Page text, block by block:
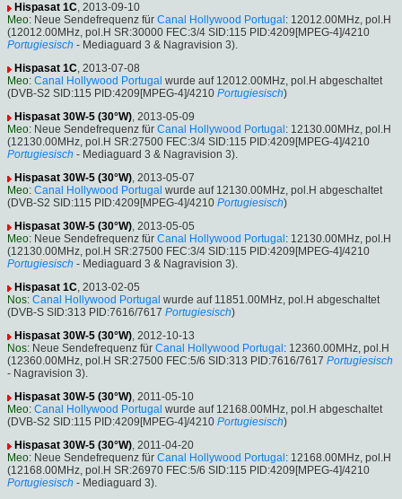
Hispasat 1C, 2013-09-10
Meo: Neue Sendefrequenz für Canal Hollywood Portugal : 12012.00MHz, pol.H
(12012.00MHz, pol.H SR:30000 FEC:3/4 SID:115 PID:4209[MPEG-4]/4210
Portugiesisch - Mediaguard 3 & Nagravision 3).
Hispasat 1C, 2013-07-08
Meo: Canal Hollywood Portugal wurde auf 12012.00MHz, pol.H abgeschaltet
(DVB-S2 SID:115 PID:4209[MPEG-4]/4210 Portugiesisch)
Hispasat 30W-5 (30°W), 2013-05-09
Meo: Neue Sendefrequenz für Canal Hollywood Portugal : 12130.00MHz, pol.H
(12130.00MHz, pol.H SR:27500 FEC:3/4 SID:115 PID:4209[MPEG-4]/4210
Portugiesisch - Mediaguard 3 & Nagravision 3).
Hispasat 30W-5 (30°W), 2013-05-07
Meo: Canal Hollywood Portugal wurde auf 12130.00MHz, pol.H abgeschaltet
(DVB-S2 SID:115 PID:4209[MPEG-4]/4210 Portugiesisch)
Hispasat 30W-5 (30°W), 2013-05-05
Meo: Neue Sendefrequenz für Canal Hollywood Portugal : 12130.00MHz, pol.H
(12130.00MHz, pol.H SR:27500 FEC:3/4 SID:115 PID:4209[MPEG-4]/4210
Portugiesisch - Mediaguard 3 & Nagravision 3).
Hispasat 1C, 2013-02-05
Nos: Canal Hollywood Portugal wurde auf 11851.00MHz, pol.H abgeschaltet
(DVB-S SID:313 PID:7616/7617 Portugiesisch)
Hispasat 30W-5 (30°W), 2012-10-13
Nos: Neue Sendefrequenz für Canal Hollywood Portugal : 12360.00MHz, pol.H
(12360.00MHz, pol.H SR:27500 FEC:5/6 SID:313 PID:7616/7617 Portugiesisch
- Nagravision 3).
Hispasat 30W-5 (30°W), 2011-05-10
Meo: Canal Hollywood Portugal wurde auf 12168.00MHz, pol.H abgeschaltet
(DVB-S2 SID:115 PID:4209[MPEG-4]/4210 Portugiesisch)
Hispasat 30W-5 (30°W), 2011-04-20
Meo: Neue Sendefrequenz für Canal Hollywood Portugal : 12168.00MHz, pol.H
(12168.00MHz, pol.H SR:26970 FEC:5/6 SID:115 PID:4209[MPEG-4]/4210
Portugiesisch - Mediaguard 3).